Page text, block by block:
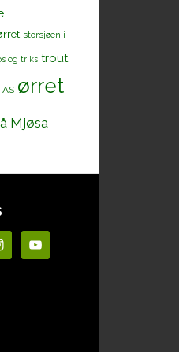
storsjøen i
og triks trout
ørret
Mjøsa